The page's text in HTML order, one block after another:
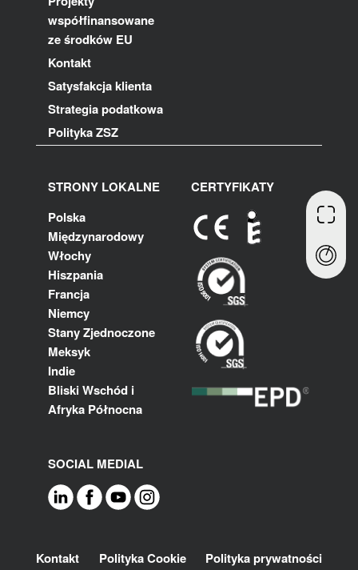
współfinansowane
ze środków EU
Kontakt
Satysfakcja klienta
Strategia podatkowa
Polityka ZSZ
STRONY LOKALNE
Polska
Międzynarodowy
Włochy
Hiszpania
Francja
Niemcy
Stany Zjednoczone
Meksyk
Indie
Bliski Wschód i
Afryka Północna
CERTYFIKATY
SOCIAL MEDIAL
Footer
Kontakt Polityka Cookie
Polityka prywatności